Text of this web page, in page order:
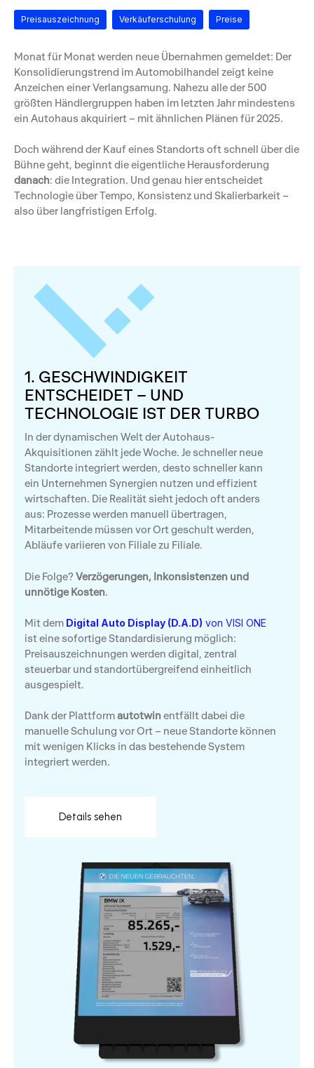
Preisauszeichnung Verkäuferschulung Preise
Monat für Monat werden neue Übernahmen gemeldet: Der
Konsolidierungstrend im Automobilhandel zeigt keine
Anzeichen einer Verlangsamung. Nahezu alle der 500
größten Händlergruppen haben im letzten Jahr mindestens
ein Autohaus akquiriert – mit ähnlichen Plänen für 2025.
Doch während der Kauf eines Standorts oft schnell über die
Bühne geht, beginnt die eigentliche Herausforderung
danach: die Integration. Und genau hier entscheidet
Technologie über Tempo, Konsistenz und Skalierbarkeit –
also über langfristigen Erfolg.
1. GESCHWINDIGKEIT
ENTSCHEIDET – UND
TECHNOLOGIE IST DER TURBO
In der dynamischen Welt der Autohaus-
Akquisitionen zählt jede Woche. Je schneller neue
Standorte integriert werden, desto schneller kann
ein Unternehmen Synergien nutzen und effizient
wirtschaften. Die Realität sieht jedoch oft anders
aus: Prozesse werden manuell übertragen,
Mitarbeitende müssen vor Ort geschult werden,
Abläufe variieren von Filiale zu Filiale.
Die Folge?Verzögerungen, Inkonsistenzen und
unnötige Kosten.
Mit dem Digital Auto Display (D.A.D) von VISI ONE
ist eine sofortige Standardisierung möglich:
Preisauszeichnungen werden digital, zentral
steuerbar und standortübergreifend einheitlich
ausgespielt.
Dank der Plattformautotwinentfällt dabei die
manuelle Schulung vor Ort – neue Standorte können
mit wenigen Klicks in das bestehende System
integriert werden.
Details sehen